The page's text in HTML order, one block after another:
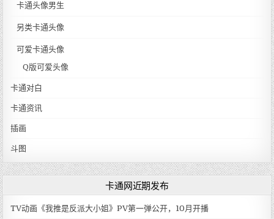
卡通头像男生
另类卡通头像
可爱卡通头像
Q版可爱头像
卡通对白
卡通资讯
插画
斗图
卡通网近期发布
TV动画《我推是反派大小姐》PV第一弹公开，10月开播